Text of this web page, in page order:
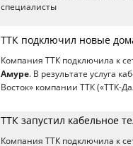
специалисты
ТТК подключил новые
Компания ТТК подключила к
Амуре. В результате услуга
Восток» компании ТТК («ТТК-
ТТК запустил кабельное
Компания ТТК подключила к